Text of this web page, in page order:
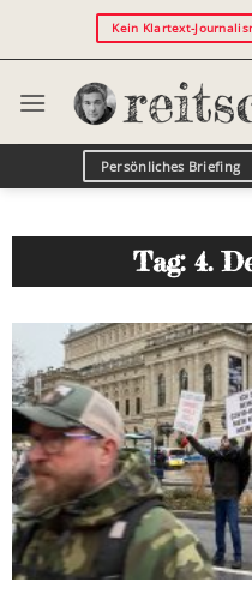
Kein Klartext-
Persönliches Briefing
Tag: 4.